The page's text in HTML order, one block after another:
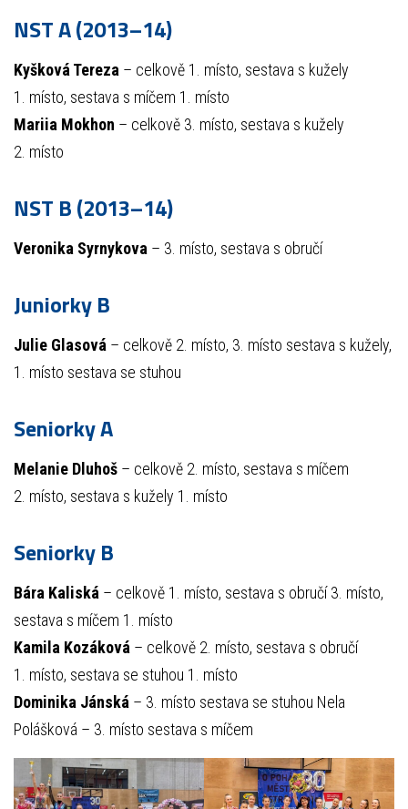
NST A (2013–14)
Kyšková Tereza – celkově 1. místo, sestava s kužely
1. místo, sestava s míčem 1. místo
Mariia Mokhon – celkově 3. místo, sestava s kužely
2. místo
NST B (2013–14)
Veronika Syrnykova – 3. místo, sestava s obručí
Juniorky B
Julie Glasová – celkově 2. místo, 3. místo sestava s kužely,
1. místo sestava se stuhou
Seniorky A
Melanie Dluhoš – celkově 2. místo, sestava s míčem
2. místo, sestava s kužely 1. místo
Seniorky B
Bára Kaliská – celkově 1. místo, sestava s obručí 3. místo,
sestava s míčem 1. místo
Kamila Kozáková – celkově 2. místo, sestava s obručí
1. místo, sestava se stuhou 1. místo
Dominika Jánská – 3. místo sestava se stuhou Nela
Polášková – 3. místo sestava s míčem